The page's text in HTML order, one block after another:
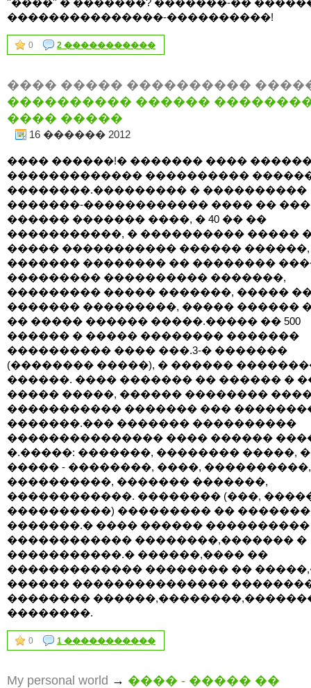
''����'' � �������? �������-��
���������������-����������!
0 2 �����������
���� ����� ����������
���������� ������
���� �����
16 ������ 2012
���� ������!� ������� ����
������������� ����������
��������.��������� � ����������
�������-������������ ���� ��
������ ������� ����, � 40 �� ��
�����������, � ���������� �����
����� ����������� ������ ������,
������� �������� �� ��������
��������� ���������� �������,
��������� ����� �������, �����
������� ���������, ����� ������
�� ����� ������ �����.����� �� 500
������ � ����� �������� �������
���������� ���� ���.3-� �������
(�������� �����), � ������
������. ���� ������� �� ������ �
����� �����, ������ ��������
����������� ������� ���
�������.��� ������� ����������
��������������� ���� ������
�.�����: �������, �������� �����,
����� - ��������, ����, ����������,
����������, ������� �������,
������������. �������� (���,
����������) ��������� ��
�������.� ���� ������ ����������
������������ ��������,������� �
�����������.� ������,���� ��
������������� �������� ��
������ ���������������
��������
��������.
0 1 �����������
My personal world → ���� - ����� ��